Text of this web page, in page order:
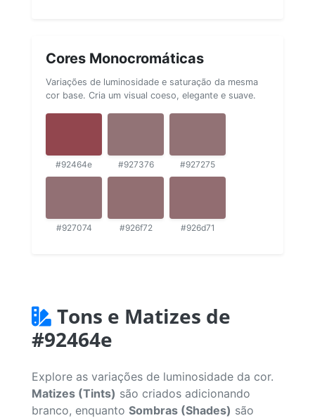
Cores Monocromáticas
Variações de luminosidade e saturação da mesma
cor base. Cria um visual coeso, elegante e suave.
#92464e #927376 #927275
#927074 #926f72 #926d71
Tons e Matizes de
#92464e
Explore as variações de luminosidade da cor.
Matizes (Tints) são criados adicionando
branco, enquanto Sombras (Shades) são